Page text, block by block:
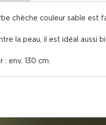
chèche couleur sable est
la peau, il est idéal aussi
: env. 130 cm.